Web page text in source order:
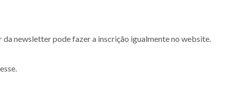
newsletter pode fazer a inscrição igualmente no website.